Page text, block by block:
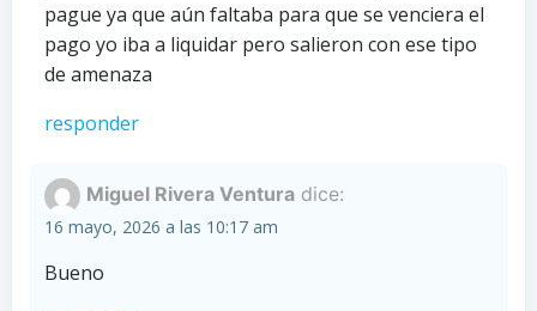
pague ya que aún faltaba para que se venciera el
pago yo iba a liquidar pero salieron con ese tipo
de amenaza
responder
Miguel Rivera Ventura dice:
16 mayo, 2026 a las 10:17 am
Bueno